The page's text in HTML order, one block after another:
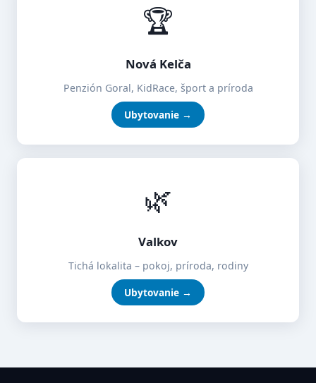
🏆
Nová Kelča
Penzión Goral, KidRace, šport a príroda
Ubytovanie →
🌿
Valkov
Tichá lokalita – pokoj, príroda, rodiny
Ubytovanie →